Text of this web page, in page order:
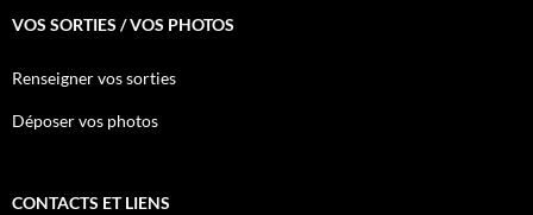
VOS SORTIES / VOS PHOTOS
Renseigner vos sorties
Déposer vos photos
CONTACTS ET LIENS